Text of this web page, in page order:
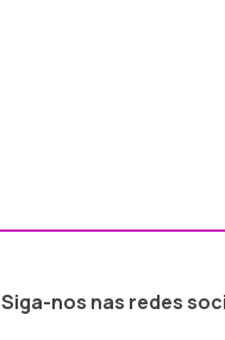
Siga-nos nas redes